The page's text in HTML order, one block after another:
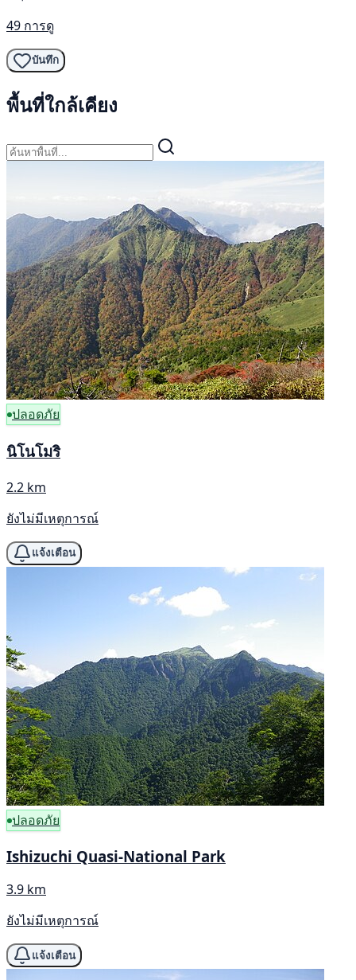
49 การดู
บันทึก
พื้นที่ใกล้เคียง
ปลอดภัย
นิโนโมริ
2.2 km
ยังไม่มีเหตุการณ์
แจ้งเตือน
ปลอดภัย
Ishizuchi Quasi-National Park
3.9 km
ยังไม่มีเหตุการณ์
แจ้งเตือน